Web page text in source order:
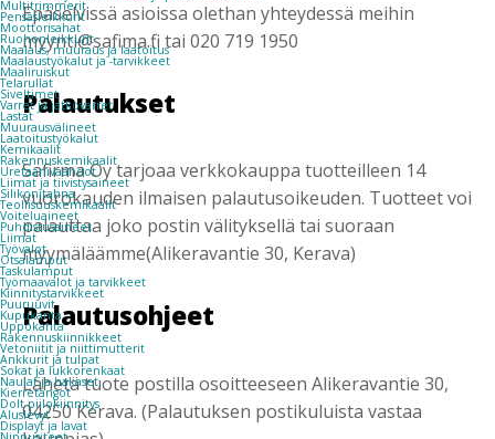
Multitrimmerit
Pensasleikkurit
Moottorisahat
Ruohonleikkurit
Maalaus, muuraus ja laatoitus
Maalaustyökalut ja -tarvikkeet
Maaliruiskut
Telarullat
Siveltimet
Varret ja jatkovarret
Lastat
Muurausvälineet
Laatoitustyökalut
Kemikaalit
Rakennuskemikaalit
Uretaanivaahdot
Liimat ja tiivistysaineet
Silikonitahna
Teollisuuskemikaalit
Voiteluaineet
Puhdistusaineet
Liimat
Työvalot
Otsalamput
Taskulamput
Työmaavalot ja tarvikkeet
Kiinnitys­tarvikkeet
Puuruuvit
Kupukanta
Uppokanta
Rakennuskiinnikkeet
Vetoniitit ja niittimutterit
Ankkurit ja tulpat
Sokat ja lukkorenkaat
Naulat ja hakaset
Kierretangot
Dolt piilokiinnitys
Aluslevyt
Displayt ja lavat
Epäselvissä asioissa olethan yhteydessä meihin
myynti@safima.fi tai 020 719 1950
Palautukset
Safirma Oy tarjoaa verkkokauppa tuotteilleen 14
vuorokauden ilmaisen palautusoikeuden. Tuotteet voi
palauttaa joko postin välityksellä tai suoraan
myymäläämme(Alikeravantie 30, Kerava)
Palautusohjeet
Lähetä tuote postilla osoitteeseen Alikeravantie 30,
04250 Kerava. (Palautuksen postikuluista vastaa